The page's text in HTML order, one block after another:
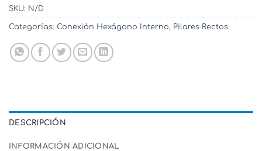
SKU: N/D
Categorías: Conexión Hexágono Interno, Pilares Rectos
DESCRIPCIÓN
INFORMACIÓN ADICIONAL